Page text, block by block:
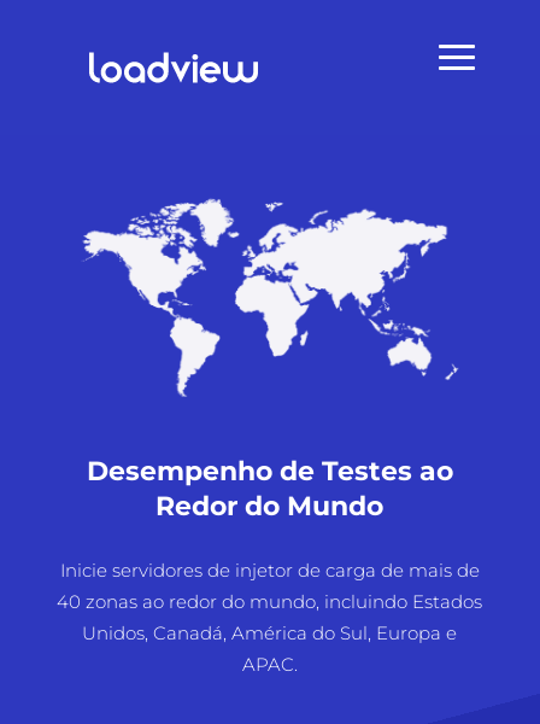
Desempenho de Testes ao
Redor do Mundo
Inicie servidores de injetor de carga de mais de
40 zonas ao redor do mundo, incluindo Estados
Unidos, Canadá, América do Sul, Europa e
APAC.